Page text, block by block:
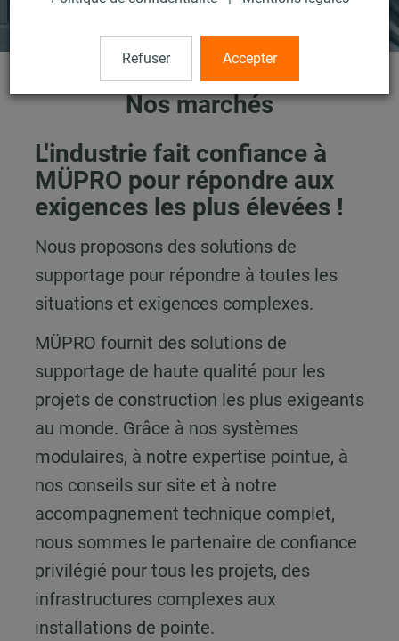
Refuser Accepter
Nos marchés
L'industrie fait confiance à
MÜPRO pour répondre aux
exigences les plus élevées !
Nous proposons des solutions de
supportage pour répondre à toutes les
situations et exigences complexes.
MÜPRO fournit des solutions de
supportage de haute qualité pour les
projets de construction les plus exigeants
au monde. Grâce à nos systèmes
modulaires, à notre expertise pointue, à
nos conseils sur site et à notre
accompagnement technique complet,
nous sommes le partenaire de confiance
privilégié pour tous les projets, des
infrastructures complexes aux
installations de pointe.